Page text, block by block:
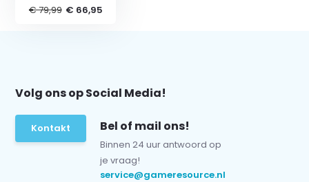
€ 79,99 € 66,95
Volg ons op Social Media!
Kontakt Bel of mail ons!
Binnen 24 uur antwoord op
je vraag!
service@gameresource.nl